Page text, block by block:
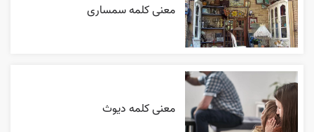
معنی کلمه سمساری
معنی کلمه دیوث